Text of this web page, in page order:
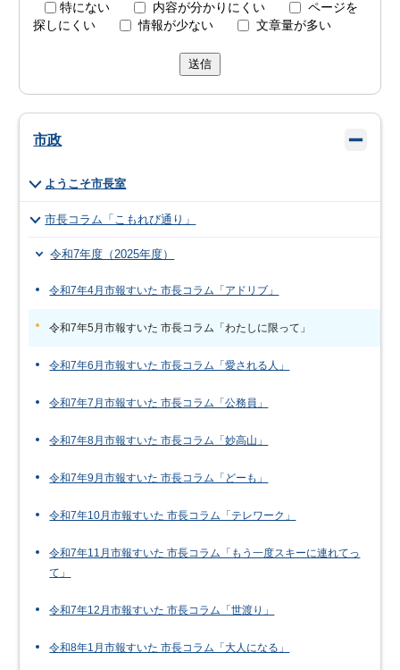
特にない 内容が分かりにくい
ページを
探しにくい
情報が少ない 文章量が多い
送信
市政
ようこそ市長室
市長コラム「こもれび通り」
令和7年度（2025年度）
令和7年4月市報すいた 市長コラム「アドリブ」
令和7年5月市報すいた 市長コラム「わたしに限って」
令和7年6月市報すいた 市長コラム「愛される人」
令和7年7月市報すいた 市長コラム「公務員」
令和7年8月市報すいた 市長コラム「妙高山」
令和7年9月市報すいた 市長コラム「どーも」
令和7年10月市報すいた 市長コラム「テレワーク」
令和7年11月市報すいた 市長コラム「もう一度スキーに連れてっ
て」
令和7年12月市報すいた 市長コラム「世渡り」
令和8年1月市報すいた 市長コラム「大人になる」